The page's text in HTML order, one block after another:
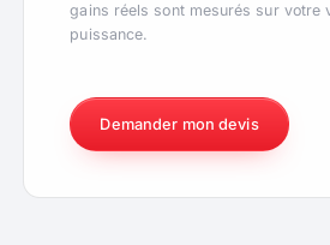
gains réels sont mesurés sur votre
puissance.
Demander mon devis